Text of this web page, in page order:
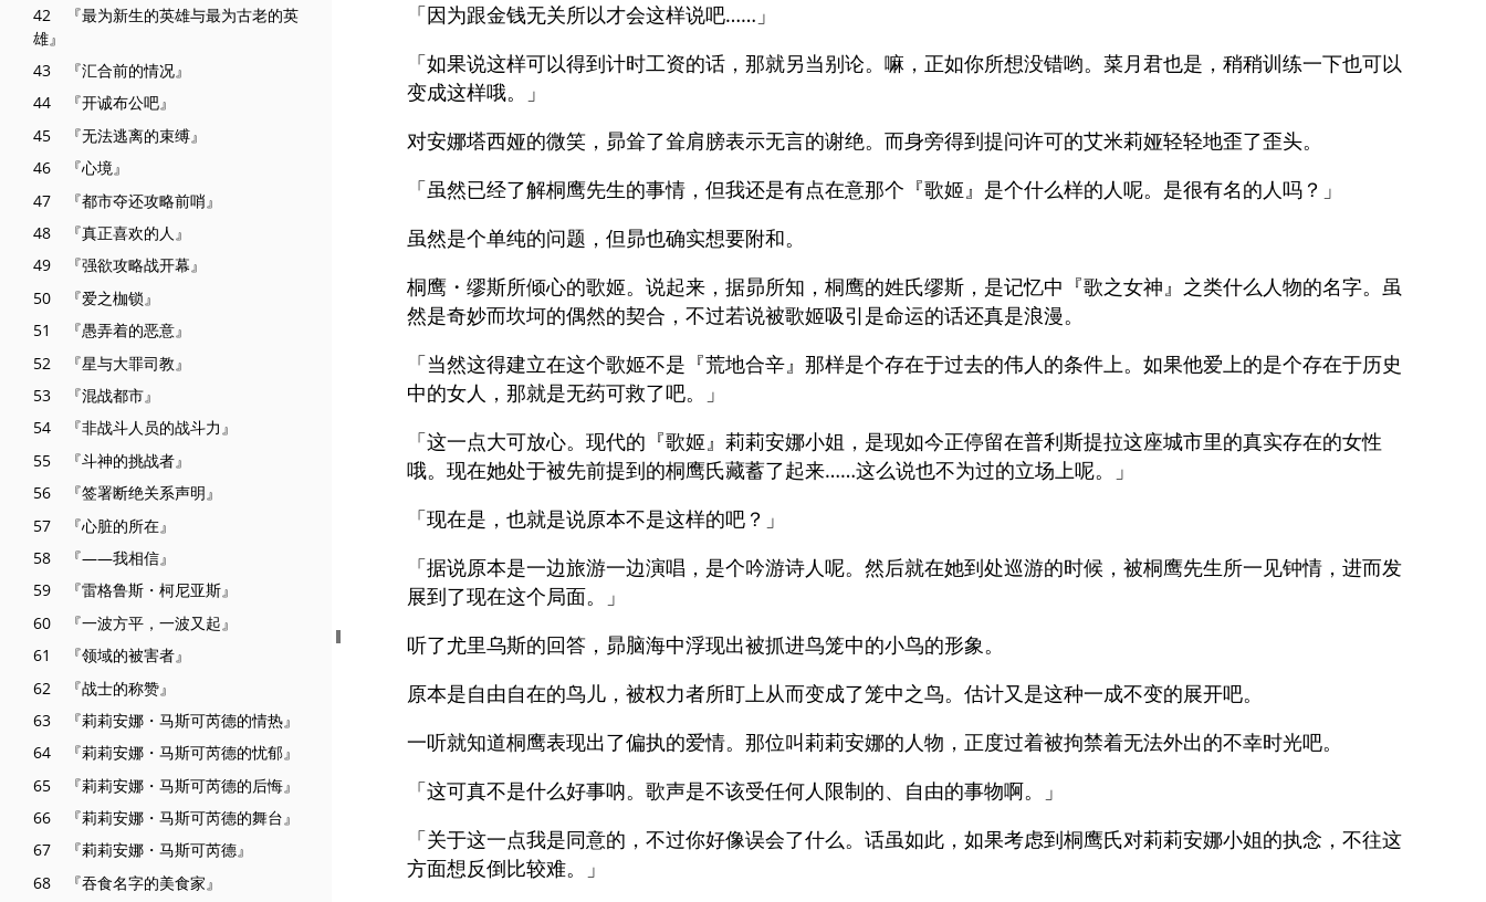
42 『最为新生的英雄与最为古老的英
雄』
43 『汇合前的情况』
44 『开诚布公吧』
45 『无法逃离的束缚』
46 『心境』
47 『都市夺还攻略前哨』
48 『真正喜欢的人』
49 『强欲攻略战开幕』
50 『爱之枷锁』
51 『愚弄着的恶意』
52 『星与大罪司教』
53 『混战都市』
54 『非战斗人员的战斗力』
55 『斗神的挑战者』
56 『签署断绝关系声明』
57 『心脏的所在』
58 『——我相信』
59 『雷格鲁斯・柯尼亚斯』
60 『一波方平，一波又起』
61 『领域的被害者』
62 『战士的称赞』
63 『莉莉安娜・马斯可芮德的情热』
64 『莉莉安娜・马斯可芮德的忧郁』
65 『莉莉安娜・马斯可芮德的后悔』
66 『莉莉安娜・马斯可芮德的舞台』
67 『莉莉安娜・马斯可芮德』
68 『吞食名字的美食家』
「因为跟金钱无关所以才会这样说吧……」
「如果说这样可以得到计时工资的话，那就另当别论。嘛，正如你所想没错哟。菜月君也是，稍稍训练一下也可以
变成这样哦。」
对安娜塔西娅的微笑，昴耸了耸肩膀表示无言的谢绝。而身旁得到提问许可的艾米莉娅轻轻地歪了歪头。
「虽然已经了解桐鹰先生的事情，但我还是有点在意那个『歌姬』是个什么样的人呢。是很有名的人吗？」
虽然是个单纯的问题，但昴也确实想要附和。
桐鹰・缪斯所倾心的歌姬。说起来，据昴所知，桐鹰的姓氏缪斯，是记忆中『歌之女神』之类什么人物的名字。虽
然是奇妙而坎坷的偶然的契合，不过若说被歌姬吸引是命运的话还真是浪漫。
「当然这得建立在这个歌姬不是『荒地合辛』那样是个存在于过去的伟人的条件上。如果他爱上的是个存在于历史
中的女人，那就是无药可救了吧。」
「这一点大可放心。现代的『歌姬』莉莉安娜小姐，是现如今正停留在普利斯提拉这座城市里的真实存在的女性
哦。现在她处于被先前提到的桐鹰氏藏蓄了起来……这么说也不为过的立场上呢。」
「现在是，也就是说原本不是这样的吧？」
「据说原本是一边旅游一边演唱，是个吟游诗人呢。然后就在她到处巡游的时候，被桐鹰先生所一见钟情，进而发
展到了现在这个局面。」
听了尤里乌斯的回答，昴脑海中浮现出被抓进鸟笼中的小鸟的形象。
原本是自由自在的鸟儿，被权力者所盯上从而变成了笼中之鸟。估计又是这种一成不变的展开吧。
一听就知道桐鹰表现出了偏执的爱情。那位叫莉莉安娜的人物，正度过着被拘禁着无法外出的不幸时光吧。
「这可真不是什么好事呐。歌声是不该受任何人限制的、自由的事物啊。」
「关于这一点我是同意的，不过你好像误会了什么。话虽如此，如果考虑到桐鹰氏对莉莉安娜小姐的执念，不往这
方面想反倒比较难。」